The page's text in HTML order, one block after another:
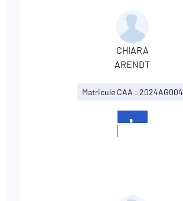
CHIARA
ARENDT
Matricule CAA : 2024AG004